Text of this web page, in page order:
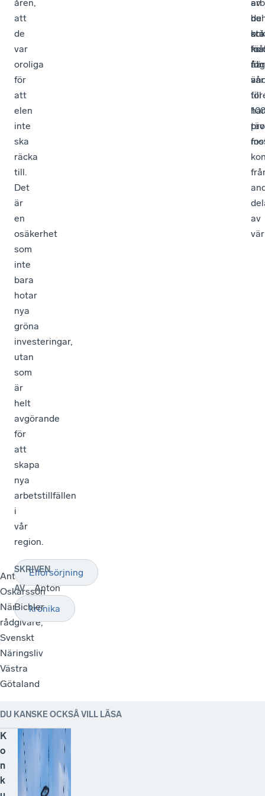
åren,
att
de
var
oroliga
för
att
elen
inte
ska
räcka
till.
Det
är
en
osäkerhet
som
inte
bara
hotar
nya
gröna
investeringar,
utan
som
är
helt
avgörande
för
att
skapa
nya
arbetstillfällen
i
vår
region.
-
nu
för
till
100
av
de
när
har
av
Anton
Oskarsson
Näringspolitisk
rådgivare,
Svenskt
Näringsliv
Västra
Götaland
Elförsörjning
krönika
SKRIVEN
AV
Anton
Bichler
DU KANSKE OCKSÅ VILL LÄSA
K
o
n
k